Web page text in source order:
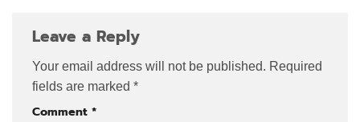
Leave a Reply
Your email address will not be published. Required
fields are marked *
Comment *